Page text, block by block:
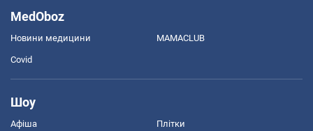
MedOboz
Новини медицини MAMACLUB
Covid
Шоу
Афіша Плітки